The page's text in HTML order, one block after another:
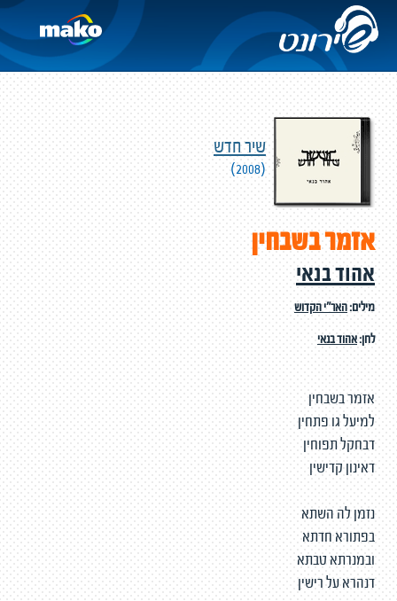
שיר חדש
(2008)
אזמר בשבחין
אהוד בנאי
מילים:האר"י הקדוש
לחן:אהוד בנאי
אזמר בשבחין
למיעל גו פתחין
דבחקל תפוחין
דאינון קדישין
נזמן לה השתא
בפתורא חדתא
ובמנרתא טבתא
דנהרא על רישין